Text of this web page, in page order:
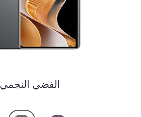
الفضي النجمي